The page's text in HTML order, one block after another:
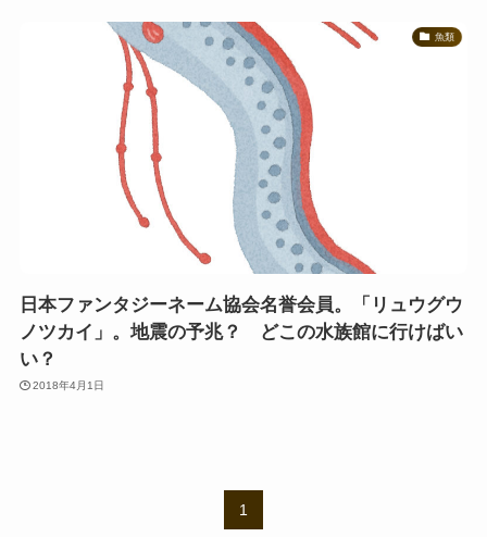
魚類
日本ファンタジーネーム協会名誉会員。「リュウグウ
ノツカイ」。地震の予兆？ どこの水族館に行けばい
い？
2018年4月1日
1